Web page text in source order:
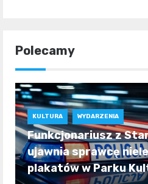
Polecamy
KULTURA WYDARZENIA
Funkcjonariusz z
ujawnia sprawcę
plakatów w Parku